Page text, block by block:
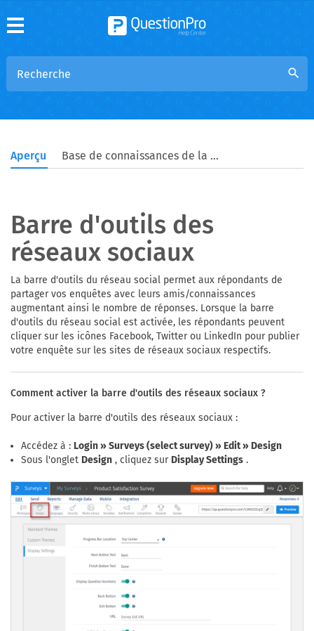
search
Aperçu Base de connaissances de la communauté
Barre d'outils des
réseaux sociaux
La barre d'outils du réseau social permet aux répondants de
partager vos enquêtes avec leurs amis/connaissances
augmentant ainsi le nombre de réponses. Lorsque la barre
d'outils du réseau social est activée, les répondants peuvent
cliquer sur les icônes Facebook, Twitter ou LinkedIn pour publier
votre enquête sur les sites de réseaux sociaux respectifs.
Comment activer la barre d'outils des réseaux sociaux ?
Pour activer la barre d'outils des réseaux sociaux :
Accédez à : Login » Surveys (select survey) » Edit » Design
Sous l'onglet Design , cliquez sur Display Settings .